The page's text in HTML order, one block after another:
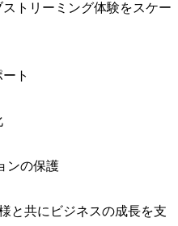
トリーミング体験をスケー
ト
ンの保護
と共にビジネスの成長を支